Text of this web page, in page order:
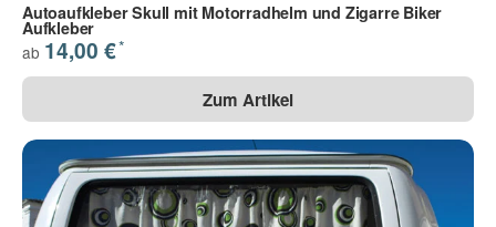
Autoaufkleber Skull mit Motorradhelm und Zigarre Biker
Aufkleber
ab 14,00 €*
Zum Artikel